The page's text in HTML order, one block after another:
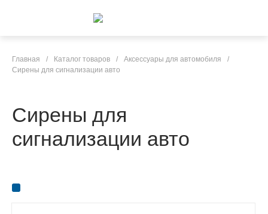
Главная / Каталог товаров / Аксессуары для автомобиля
/
Сирены для сигнализации авто
Сирены для
сигнализации авто